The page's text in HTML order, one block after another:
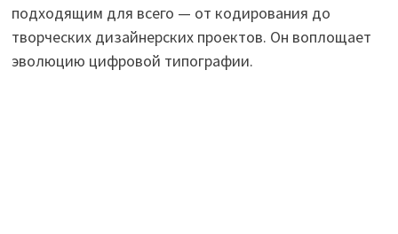
подходящим для всего — от кодирования до
творческих дизайнерских проектов. Он воплощает
эволюцию цифровой типографии.